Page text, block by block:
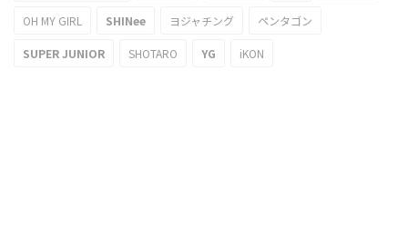
OH MY GIRL SHINee ヨジャチング ペンタゴン
SUPER JUNIOR SHOTARO YG iKON